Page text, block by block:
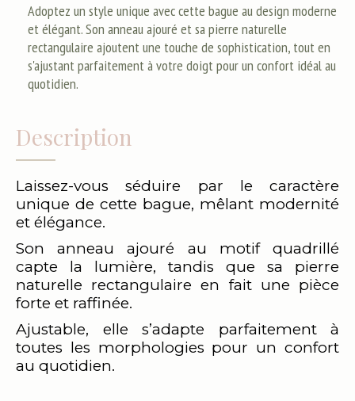
Adoptez un style unique avec cette bague au design moderne
et élégant. Son anneau ajouré et sa pierre naturelle
rectangulaire ajoutent une touche de sophistication, tout en
s'ajustant parfaitement à votre doigt pour un confort idéal au
quotidien.
Description
Laissez-vous séduire par le caractère
unique de cette bague, mêlant modernité
et élégance.
Son anneau ajouré au motif quadrillé
capte la lumière, tandis que sa pierre
naturelle rectangulaire en fait une pièce
forte et raffinée.
Ajustable, elle s’adapte parfaitement à
toutes les morphologies pour un confort
au quotidien.